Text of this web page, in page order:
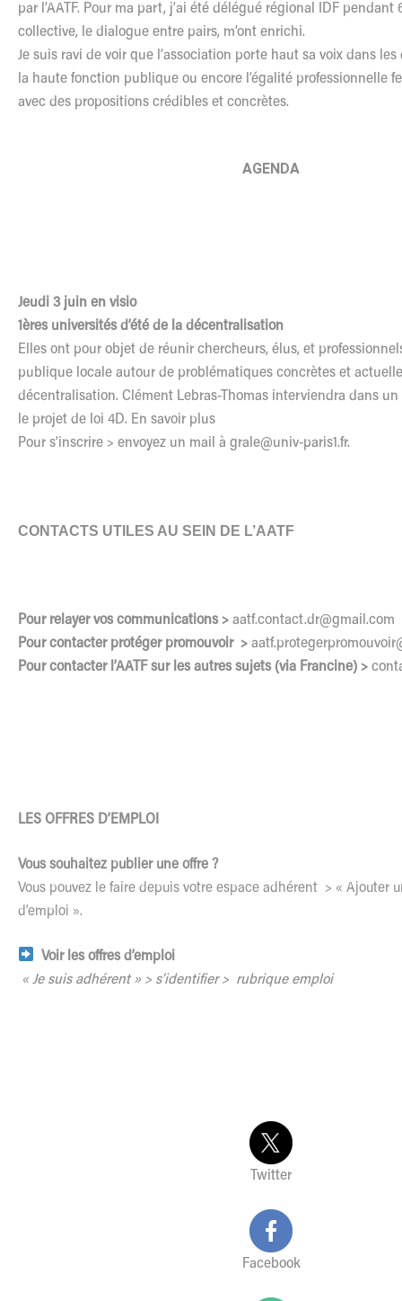
par l’AATF. Pour ma part, j’ai été délégué régional IDF pendant
collective, le dialogue entre pairs, m’ont enrichi.
Je suis ravi de voir que l’association porte haut sa voix dans
la haute fonction publique ou encore l’égalité professionnelle
avec des propositions crédibles et concrètes.
AGENDA
Jeudi 3 juin en visio
1ères universités d’été de la décentralisation
Elles ont pour objet de réunir chercheurs, élus, et
publique locale autour de problématiques concrètes et
décentralisation. Clément Lebras-Thomas interviendra dans
le projet de loi 4D. En savoir plus
Pour s’inscrire > envoyez un mail à grale@univ-paris1.fr.
CONTACTS UTILES AU SEIN DE L’AATF
Pour relayer vos communications > aatf.contact.dr@gmail.com
Pour contacter protéger promouvoir >
Pour contacter l’AATF sur les autres sujets (via Francine) >
LES OFFRES D’EMPLOI
Vous souhaitez publier une offre ?
Vous pouvez le faire depuis votre espace adhérent > « Ajouter
d’emploi ».
Voir les offres d’emploi
« Je suis adhérent » > s’identifier > rubrique emploi
Twitter
Facebook